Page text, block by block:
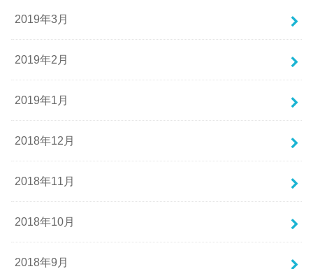
2019年3月
2019年2月
2019年1月
2018年12月
2018年11月
2018年10月
2018年9月